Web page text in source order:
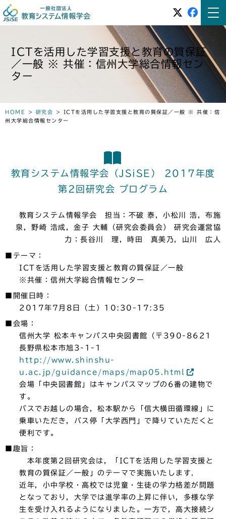
ICTを活用した学習支援と教育の質保証
／一般 ※ 共催：信州大学総合情報セン
ター
HOME > 研究会 > ICTを活用した学習支援と教育の質保証／一般 ※ 共催：信
州大学総合情報センター
教育システム情報学会（JSiSE） 2017年度
第2回研究会 プログラム
教育システム情報学会 担当：不破 泰，小松川 浩，布施
泉，野崎 浩成，金子 大輔（研究会委員会） 研究会運営協
力：長谷川 理，時田 真美乃，山川 広人
■テーマ：
ICTを活用した学習支援と教育の質保証／一般
※共催：信州大学総合情報センター
■開催日時：
2017年7月8日（土）10:30-17:35
■会場：
信州大学 松本キャンパス中央図書館（〒390-8621
長野県松本市旭3-1-1
http://www.shinshu-
u.ac.jp/guidance/maps/map05.html
会場「中央図書館」はキャンパスマップの6番の建物で
す。
バスでお越しの場合，松本駅から「信大横田循環線」に
乗車いただき，バス停「大学西門」で降りていただくと
便利です。
■趣旨：
本年度第2回研究会は，「ICTを活用した学習支援と
教育の質保証／一般」のテーマで実施いたします．
近年，小中学校・高校では児童・生徒の学力格差が問題
となっており，大学では進学率の上昇に伴い，多様な学
生を受け入れるようになりました。一方で，高大接続シ